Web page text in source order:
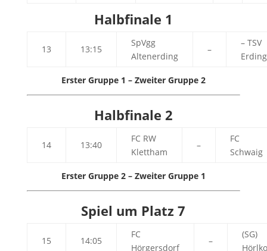
Halbfinale 1
13 13:15
SpVgg
Altenerding
–
– TSV
Erding
Erster Gruppe 1 – Zweiter Gruppe 2
Halbfinale 2
14 13:40
FC RW
Klettham
–
FC
Schwaig
Erster Gruppe 2 – Zweiter Gruppe 1
Spiel um Platz 7
15 14:05
FC
Hörgersdorf
–
(SG)